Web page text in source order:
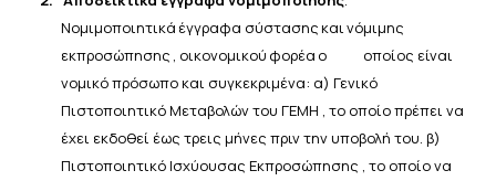
Νομιμοποιητικά έγγραφα σύστασηςκαι νόμιμης
εκπροσώπησης οικονομικού φορέα ο οποίος είναι
νομικόπρόσωποκαι συγκεκριμένα: α) Γενικό
Πιστοποιητικό Μεταβολών του ΓΕΜΗ , το οποίο πρέπει να
έχει εκδοθεί έως τρεις μήνες πριν τηνυποβολή του. β)
Πιστοποιητικό Ισχύουσας Εκπροσώπησης , το οποίο να